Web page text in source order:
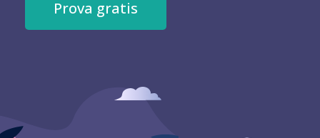
Prova gratis